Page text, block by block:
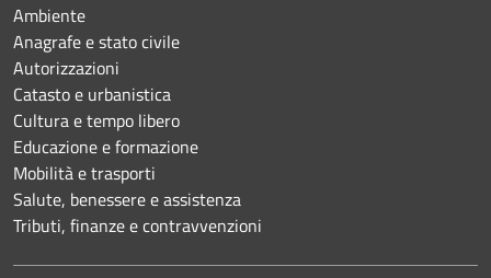
Ambiente
Anagrafe e stato civile
Autorizzazioni
Catasto e urbanistica
Cultura e tempo libero
Educazione e formazione
Mobilità e trasporti
Salute, benessere e assistenza
Tributi, finanze e contravvenzioni